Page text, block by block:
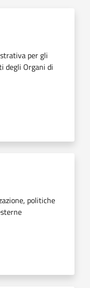
per gli
degli Organi di
politiche